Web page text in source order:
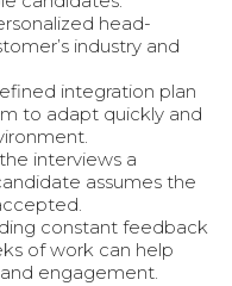
head-
industry and
integration plan
to adapt quickly and
interviews a
assumes the
constant feedback
of work can help
engagement.